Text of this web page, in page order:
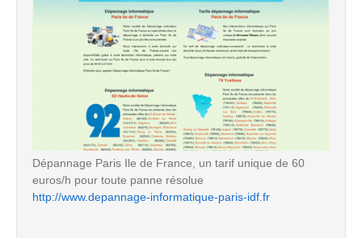
Dépannage Paris Ile de France, un tarif unique de 60
euros/h pour toute panne résolue
http://www.depannage-informatique-paris-idf.fr